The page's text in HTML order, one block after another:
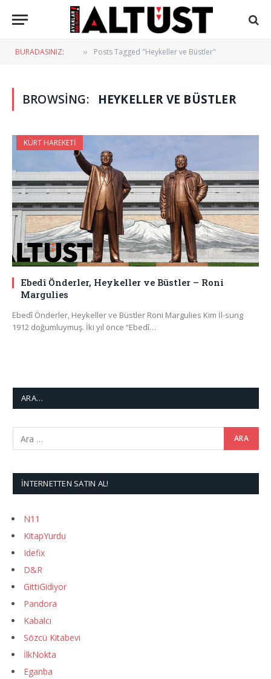
BURADASINIZ: » Posts Tagged "Heykeller ve Büstler"
BROWSING: HEYKELLER VE BÜSTLER
KÜRT HAREKETI
Ebedî Önderler, Heykeller ve Büstler – Roni
Margulies
Ebedî Önderler, Heykeller ve Büstler Roni Margulies Kim İl-sung
1912 doğumluymuş. İki yıl önce “Ebedî…
ARA…
İNTERNETTEN SATIN AL!
N11
KitapYurdu
Idefix
D&R
GittiGidiyor
Pandora
Kabalcı
Sözcü Kitabevi
İlkNokta
Eganba